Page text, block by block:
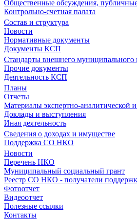
Общественные обсуждения,
Контрольно-счетная палата
Состав и структура
Новости
Нормативные документы
Документы КСП
Стандарты внешнего муниципального
Прочие документы
Деятельность КСП
Планы
Отчеты
Материалы экспертно-аналитической
Доклады и выступления
Иная деятельность
Сведения о доходах и имуществе
Поддержка СО НКО
Новости
Перечень НКО
Муниципальный социальный грант
Реестр СО НКО - получатели
Фотоотчет
Видеоотчет
Полезные ссылки
Контакты